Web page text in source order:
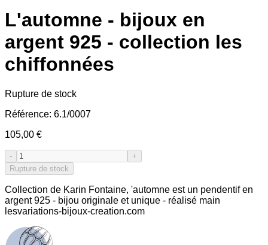
L'automne - bijoux en
argent 925 - collection les
chiffonnées
Rupture de stock
Référence: 6.1/0007
105,00 €
-
+
Rupture de stock
Collection de Karin Fontaine, 'automne est un pendentif en
argent 925 - bijou originale et unique - réalisé main
lesvariations-bijoux-creation.com